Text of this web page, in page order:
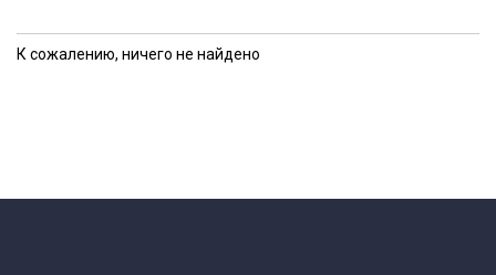
К сожалению, ничего не найдено